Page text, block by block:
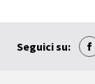
Seguici su: